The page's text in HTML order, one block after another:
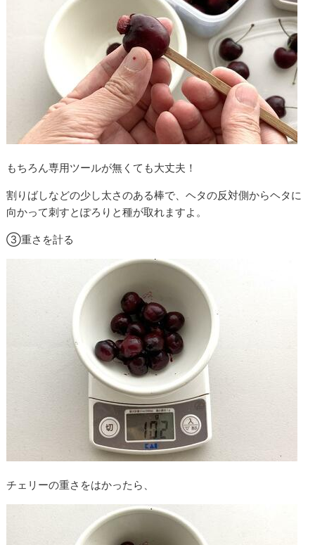
もちろん専用ツールが無くても大丈夫！
割りばしなどの少し太さのある棒で、ヘタの反対側からヘタに
向かって刺すとぽろりと種が取れますよ。
③重さを計る
チェリーの重さをはかったら、